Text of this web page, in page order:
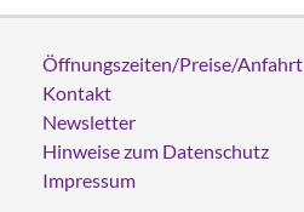
Öffnungszeiten/Preise/Anfahrt
Kontakt
Newsletter
Hinweise zum Datenschutz
Impressum